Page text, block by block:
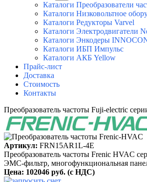
Каталоги Преобразователи
Каталоги Низковольтное
Каталоги Редукторы Varvel
Каталоги Электродвигатели
Каталоги Энкодеры
Каталоги ИБП Импульс
Каталоги АКБ Yellow
Прайс-лист
Доставка
Стоимость
Контакты
Преобразователь частоты Fuji-electric
Артикул: FRN15AR1L-4E
Преобразователь частоты Frenic HVAC
ЭМС-фильтр, многофункциональная
Цена: 102046 руб. (с НДС)